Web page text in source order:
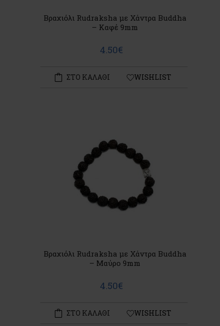
Βραχιόλι Rudraksha με Χάντρα Buddha
– Καφέ 9mm
4.50€
ΣΤΟ ΚΑΛΑΘΙ WISHLIST
Βραχιόλι Rudraksha με Χάντρα Buddha
– Μαύρο 9mm
4.50€
ΣΤΟ ΚΑΛΑΘΙ WISHLIST